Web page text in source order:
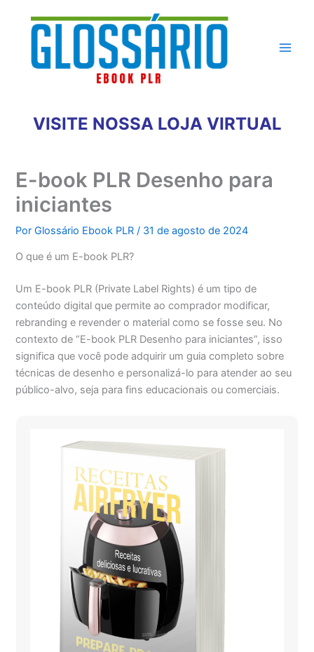
conteúdo
VISITE NOSSA LOJA VIRTUAL
E-book PLR Desenho para
iniciantes
PorGlossário Ebook PLR/ 31 de agosto de 2024
O que é um E-book PLR?
Um E-book PLR (Private Label Rights) é um tipo de
conteúdo digital que permite ao comprador modificar,
rebranding e revender o material como se fosse seu. No
contexto de “E-book PLR Desenho para iniciantes”, isso
significa que você pode adquirir um guia completo sobre
técnicas de desenho e personalizá-lo para atender ao seu
público-alvo, seja para fins educacionais ou comerciais.